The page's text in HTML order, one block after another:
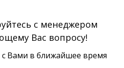
с менеджером
Вас вопросу!
Вами в ближайшее время